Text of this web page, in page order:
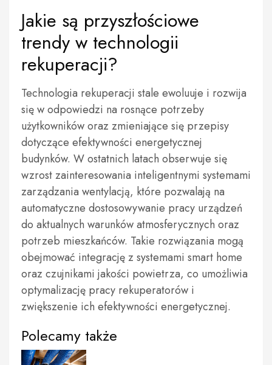
Jakie są przyszłościowe
trendy w technologii
rekuperacji?
Technologia rekuperacji stale ewoluuje i rozwija
się w odpowiedzi na rosnące potrzeby
użytkowników oraz zmieniające się przepisy
dotyczące efektywności energetycznej
budynków. W ostatnich latach obserwuje się
wzrost zainteresowania inteligentnymi systemami
zarządzania wentylacją, które pozwalają na
automatyczne dostosowywanie pracy urządzeń
do aktualnych warunków atmosferycznych oraz
potrzeb mieszkańców. Takie rozwiązania mogą
obejmować integrację z systemami smart home
oraz czujnikami jakości powietrza, co umożliwia
optymalizację pracy rekuperatorów i
zwiększenie ich efektywności energetycznej.
Polecamy także